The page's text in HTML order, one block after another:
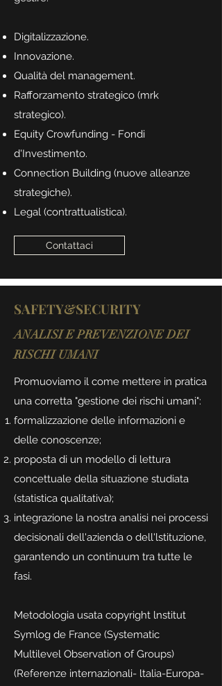
Digitalizzazione.
Innovazione.
Qualità del management.
Rafforzamento strategico (mrk
strategico).
Equity Crowfunding - Fondi
d'Investimento.
Connection Building (nuove alleanze
strategiche).
Legal (contrattualistica).
Contattaci
SAFETY&SECURITY
ANALISI E PREVENZIONE DEI
RISCHI UMANI
Promuoviamo il come mettere in pratica
una corretta "gestione dei rischi umani":
formalizzazione delle informazioni e
delle conoscenze;
proposta di un modello di lettura
concettuale della situazione studiata
(statistica qualitativa);
integrazione la nostra analisi nei processi
decisionali dell'azienda o dell'lstituzione,
garantendo un continuum tra tutte le
fasi.
Metodologia usata copyright lnstitut
Symlog de France (Systematic
Multilevel Observation of Groups)
(Referenze internazionali- ltalia-Europa-